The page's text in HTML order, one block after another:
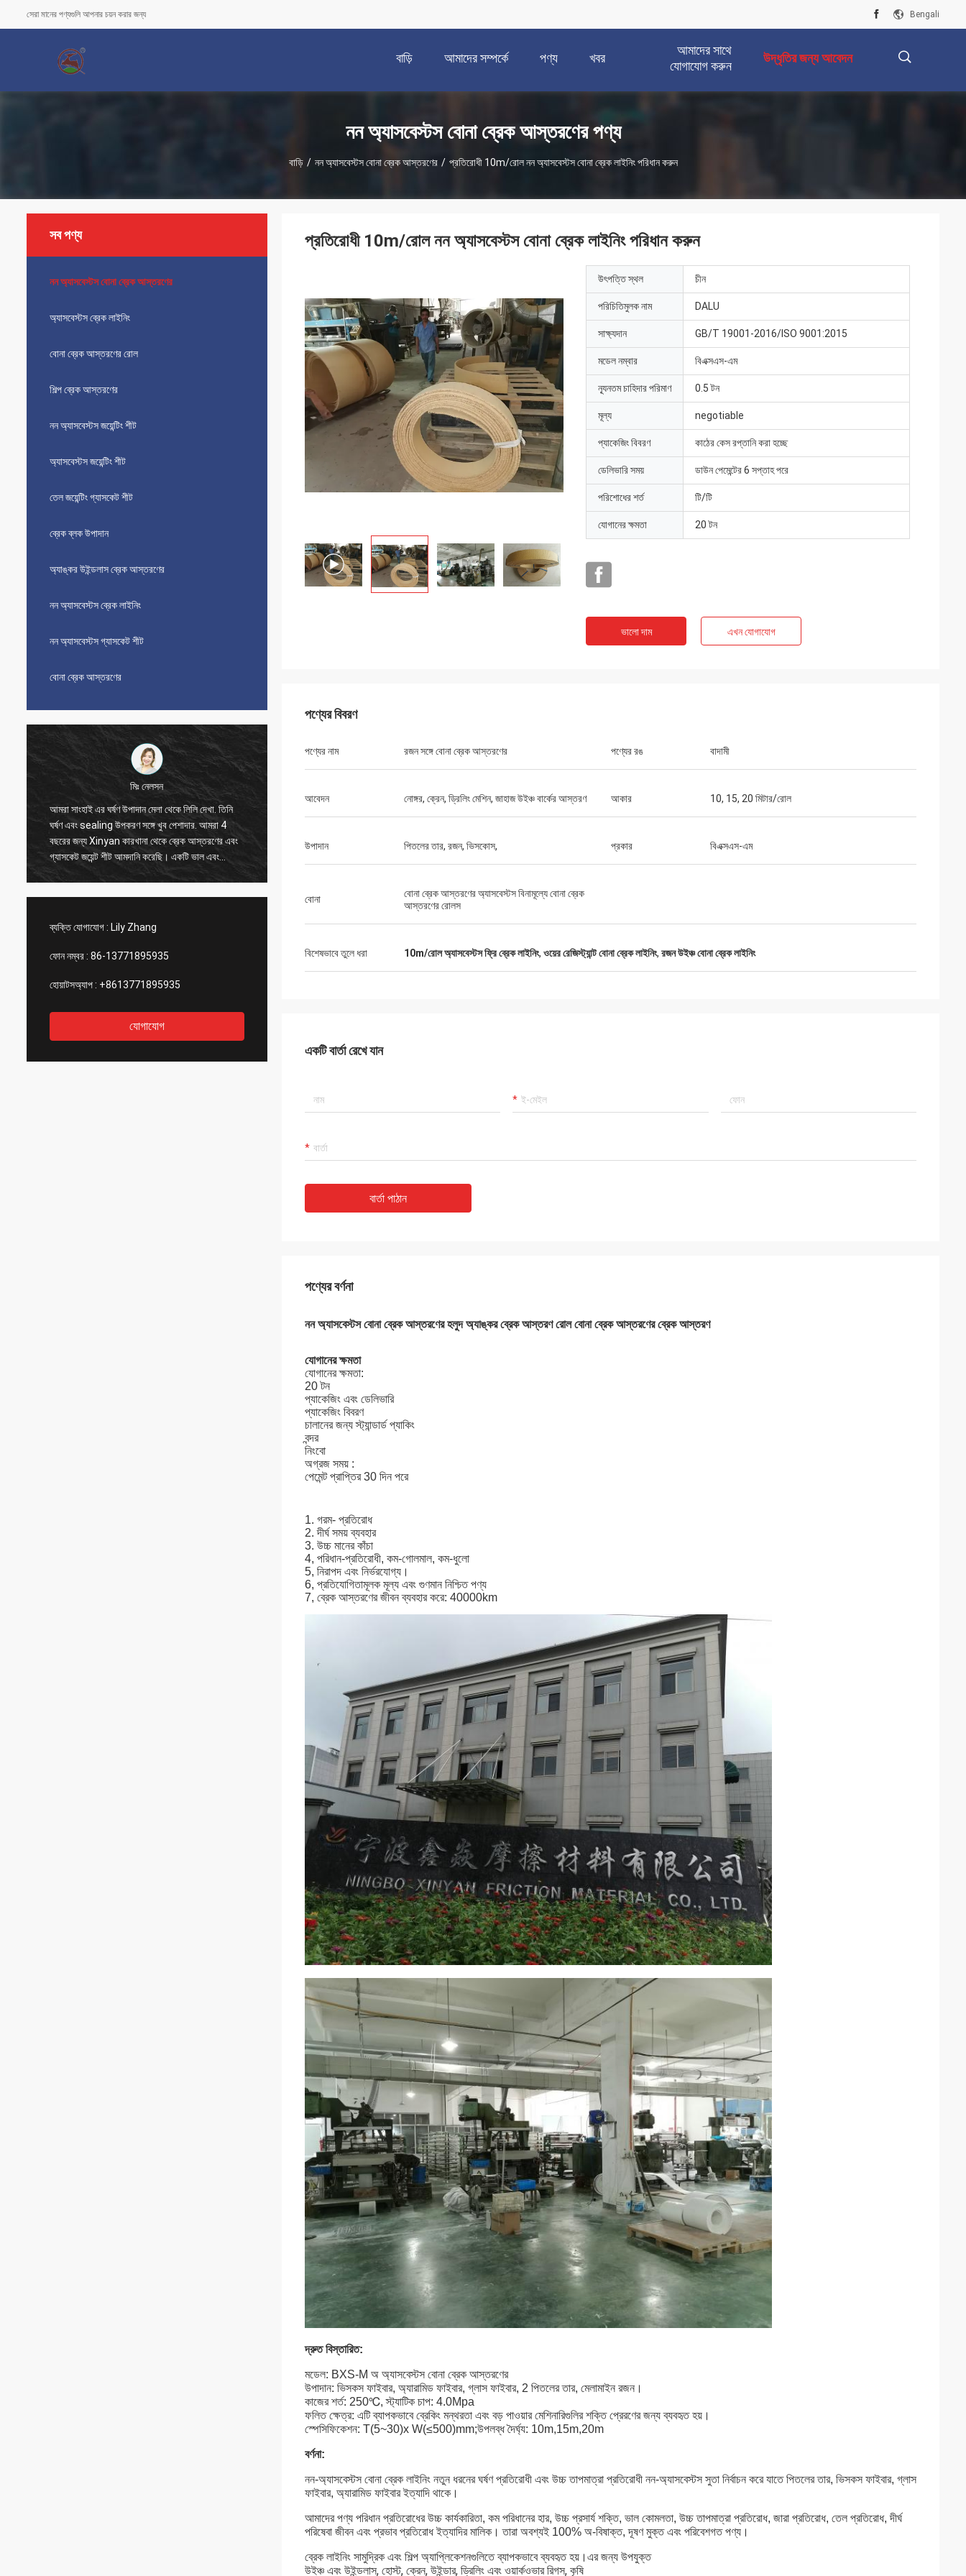
সেরা মানের পণ্যগুলি আপনার চয়ন করার জন্য Bengali
বাড়ি আমাদের সম্পর্কে পণ্য খবর
আমাদের সাথে
যোগাযোগ করুন
উদ্ধৃতির জন্য আবেদন
নন অ্যাসবেস্টস বোনা ব্রেক আস্তরণের পণ্য
বাড়ি / নন অ্যাসবেস্টস বোনা ব্রেক আস্তরণের / প্রতিরোধী 10m/রোল নন অ্যাসবেস্টস বোনা ব্রেক লাইনিং পরিধান করুন
সব পণ্য
নন অ্যাসবেস্টস বোনা ব্রেক আস্তরণের
অ্যাসবেস্টস ব্রেক লাইনিং
বোনা ব্রেক আস্তরণের রোল
শিল্প ব্রেক আস্তরণের
নন অ্যাসবেস্টস জয়েন্টিং শীট
অ্যাসবেস্টস জয়েন্টিং শীট
তেল জয়েন্টিং গ্যাসকেট শীট
ব্রেক ব্লক উপাদান
অ্যাঙ্কর উইন্ডলাস ব্রেক আস্তরণের
নন অ্যাসবেস্টস ব্রেক লাইনিং
নন অ্যাসবেস্টস গ্যাসকেট শীট
বোনা ব্রেক আস্তরণের
আমরা সাংহাই এর ঘর্ষণ উপাদান মেলা থেকে লিলি দেখা. তিনি
ঘর্ষণ এবং sealing উপকরণ সঙ্গে খুব পেশাদার. আমরা 4
বছরের জন্য Xinyan কারখানা থেকে ব্রেক আস্তরণের এবং
গ্যাসকেট জয়েন্ট শীট আমদানি করেছি। একটি ভাল এবং
আনন্দদায়ক সহযোগিতা সব সময়. অত্যন্ত সৎ সরবরাহকারী,
আমরা 2010 সাল থেকে Xinyan এর সাথে সহযোগিতা
সময় ভাল এবং বলা যেতে পারে "সর্বোত্তম খরচ কর্মক্ষমতা"।
ব্যক্তি যোগাযোগ : Lily Zhang
ফোন নম্বর : 86-13771895935
হোয়াটসঅ্যাপ : +8613771895935
যোগাযোগ
প্রতিরোধী 10m/রোল নন অ্যাসবেস্টস বোনা ব্রেক লাইনিং পরিধান করুন
উৎপত্তি স্থল চীন
পরিচিতিমুলক নাম DALU
সাক্ষ্যদান GB/T 19001-2016/ISO 9001:2015
মডেল নম্বার বিএক্সএস-এম
ন্যূনতম চাহিদার পরিমাণ 0.5 টন
মূল্য negotiable
প্যাকেজিং বিবরণ কাঠের কেস রপ্তানি করা হচ্ছে
ডেলিভারি সময় ডাউন পেমেন্টের 6 সপ্তাহ পরে
পরিশোধের শর্ত টি/টি
যোগানের ক্ষমতা 20 টন
ভালো দাম এখন যোগাযোগ
পণ্যের বিবরণ
পণ্যের নাম রজন সঙ্গে বোনা ব্রেক আস্তরণের পণ্যের রঙ বাদামী
আবেদন নোঙ্গর, ক্রেন, ড্রিলিং মেশিন, জাহাজ উইঞ্চ বার্কের আস্তরণ আকার 10, 15, 20 মিটার/রোল
উপাদান পিতলের তার, রজন, ভিসকোস, প্রকার বিএক্সএস-এম
বোনা
বোনা ব্রেক আস্তরণের অ্যাসবেস্টস বিনামূল্যে বোনা ব্রেক
আস্তরণের রোলস
বিশেষভাবে তুলে ধরা 10m/রোল অ্যাসবেস্টস ফ্রি ব্রেক লাইনিং, ওয়ের রেজিস্ট্যান্ট বোনা ব্রেক লাইনিং, রজন উইঞ্চ বোনা ব্রেক লাইনিং
একটি বার্তা রেখে যান
বার্তা পাঠান
পণ্যের বর্ণনা
নন অ্যাসবেস্টস বোনা ব্রেক আস্তরণের হলুদ অ্যাঙ্কর ব্রেক আস্তরণ রোল বোনা ব্রেক আস্তরণের ব্রেক আস্তরণ
যোগানের ক্ষমতা
যোগানের ক্ষমতা:
20 টন
প্যাকেজিং এবং ডেলিভারি
প্যাকেজিং বিবরণ
চালানের জন্য স্ট্যান্ডার্ড প্যাকিং
বন্দর
নিংবো
অগ্রজ সময় :
পেমেন্ট প্রাপ্তির 30 দিন পরে
1. গরম- প্রতিরোধ
2. দীর্ঘ সময় ব্যবহার
3. উচ্চ মানের কাঁচা
4, পরিধান-প্রতিরোধী, কম-গোলমাল, কম-ধুলো
5, নিরাপদ এবং নির্ভরযোগ্য।
6, প্রতিযোগিতামূলক মূল্য এবং গুণমান নিশ্চিত পণ্য
7, ব্রেক আস্তরণের জীবন ব্যবহার করে: 40000km
দ্রুত বিস্তারিত:
মডেল: BXS-M অ অ্যাসবেস্টস বোনা ব্রেক আস্তরণের
উপাদান: ভিসকস ফাইবার, অ্যারামিড ফাইবার, গ্লাস ফাইবার, 2 পিতলের তার, মেলামাইন রজন।
কাজের শর্ত: 250℃, স্ট্যাটিক চাপ: 4.0Mpa
ফলিত ক্ষেত্র: এটি ব্যাপকভাবে ব্রেকিং মন্থরতা এবং বড় পাওয়ার মেশিনারিগুলির শক্তি প্রেরণের জন্য ব্যবহৃত হয়।
স্পেসিফিকেশন: T(5~30)x W(≤500)mm;উপলব্ধ দৈর্ঘ্য: 10m,15m,20m
বর্ণনা:
নন-অ্যাসবেস্টস বোনা ব্রেক লাইনিং নতুন ধরনের ঘর্ষণ প্রতিরোধী এবং উচ্চ তাপমাত্রা প্রতিরোধী নন-অ্যাসবেস্টস সুতা নির্বাচন করে যাতে পিতলের তার, ভিসকস ফাইবার, গ্লাস
ফাইবার, অ্যারামিড ফাইবার ইত্যাদি থাকে।
আমাদের পণ্য পরিধান প্রতিরোধের উচ্চ কার্যকারিতা, কম পরিধানের হার, উচ্চ প্রসার্য শক্তি, ভাল কোমলতা, উচ্চ তাপমাত্রা প্রতিরোধ, জারা প্রতিরোধ, তেল প্রতিরোধ, দীর্ঘ
পরিষেবা জীবন এবং প্রভাব প্রতিরোধ ইত্যাদির মালিক। তারা অবশ্যই 100% অ-বিষাক্ত, দূষণ মুক্ত এবং পরিবেশগত পণ্য।
ব্রেক লাইনিং সামুদ্রিক এবং শিল্প অ্যাপ্লিকেশনগুলিতে ব্যাপকভাবে ব্যবহৃত হয়।এর জন্য উপযুক্ত
উইঞ্চ এবং উইন্ডলাস, হোস্ট, ক্রেন, উইন্ডার, ড্রিলিং এবং ওয়ার্কওভার রিগস, কৃষি